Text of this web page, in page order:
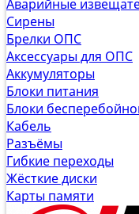
Аварийные
Сирены
Брелки ОПС
Аксессуары для ОПС
Аккумуляторы
Блоки питания
Блоки
Кабель
Разъёмы
Гибкие переходы
Жёсткие диски
Карты памяти